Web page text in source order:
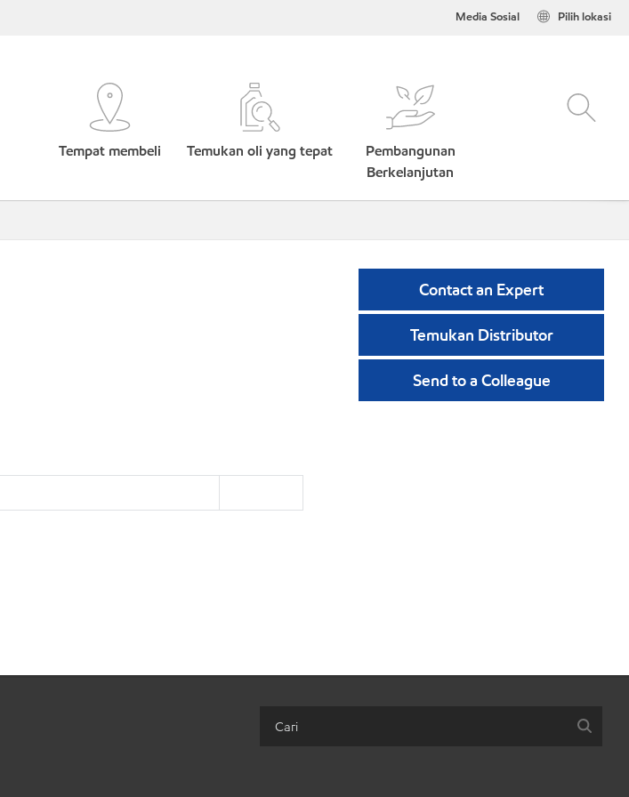
Pilih lokasi
Media Sosial
Tempat membeli Temukan oli yang tepat
Pembangunan
Berkelanjutan
Contact an Expert
Temukan Distributor
Send to a Colleague